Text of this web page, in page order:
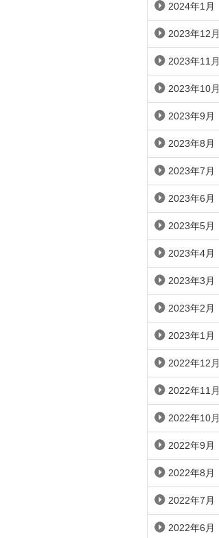
2024年1月
2023年12月
2023年11月
2023年10月
2023年9月
2023年8月
2023年7月
2023年6月
2023年5月
2023年4月
2023年3月
2023年2月
2023年1月
2022年12月
2022年11月
2022年10月
2022年9月
2022年8月
2022年7月
2022年6月